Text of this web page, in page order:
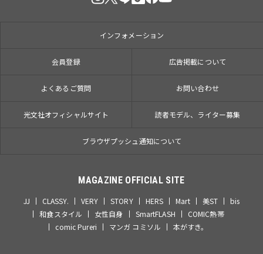
インフォメーション
会員登録 広告掲載について
よくあるご質問 お問い合わせ
光文社オフィシャルサイト 読者モデル、ライター募集
ブラウザプッシュ通知について
MAGAZINE OFFICIAL SITE
JJ CLASSY. VERY STORY HERS Mart 美ST
bis
和食スタイル
女性自身 SmartFLASH
COMIC熱帯
comic Pureri
マンガ コミソル 本がすき。